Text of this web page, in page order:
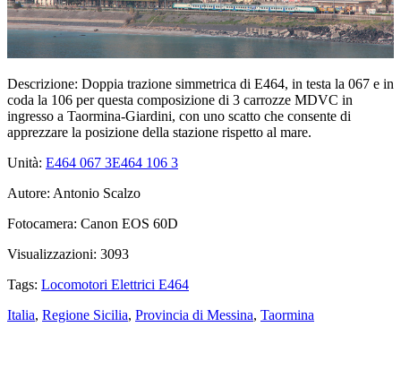
Descrizione: Doppia trazione simmetrica di E464, in testa la 067 e in
coda la 106 per questa composizione di 3 carrozze MDVC in
ingresso a Taormina-Giardini, con uno scatto che consente di
apprezzare la posizione della stazione rispetto al mare.
Unità: E464 067 3E464 106 3
Autore: Antonio Scalzo
Fotocamera: Canon EOS 60D
Visualizzazioni: 3093
Tags: Locomotori Elettrici E464
Italia, Regione Sicilia, Provincia di Messina, Taormina